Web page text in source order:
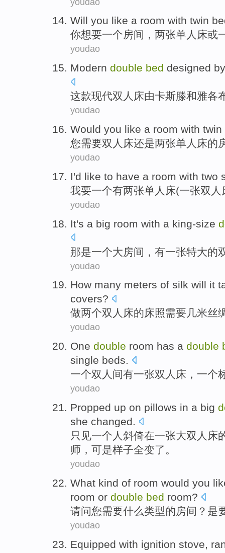
Will you like a room with twin
你想要一个房间 ，两张单人床或
youdao
Modern double bed designed by
这款现代双人床由卡斯滕和雅各
youdao
Would you like a room with twin
您需要双人床还是两张单人床的
youdao
I'd like to have a room with two
我要一个有两张单人床(一张双人
youdao
It's a big room with a king-size
那是一个大房间 ， 有一张特大的
youdao
How many meters of silk will it
covers?
做两个双人床的床照需要几米丝
youdao
One double room has a double
single beds.
一个双人间有一张双人床 ，一个
youdao
Propped up on pillows in a big
she changed.
只见一个人斜倚在一张大双人床
师 ， 可是样子全变了 。
youdao
What kind of room would you
room or double bed room?
请问您需要什么类型的房间 ？是
youdao
Equipped with ignition stove